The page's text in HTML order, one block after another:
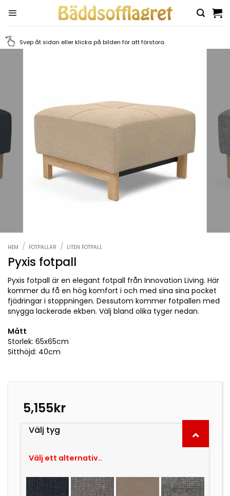
Svep åt sidan eller klicka på bilden för att förstora.
HEM / FOTPALLAR / LITEN FOTPALL
Pyxis fotpall
Pyxis fotpall är en elegant fotpall från Innovation Living. Här
kommer du få en hög komfort i och med sina sina pocket
fjädringar i stoppningen. Dessutom kommer fotpallen med
snygga lackerade ekben. Välj bland olika tyger nedan.
Mått
Storlek: 65x65cm
Sitthöjd: 40cm
5,155kr
Välj tyg
Välj ett alternativ..